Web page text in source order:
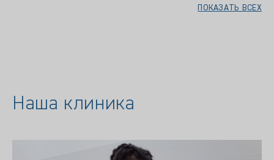
ПОКАЗАТЬ ВСЕХ
Наша клиника